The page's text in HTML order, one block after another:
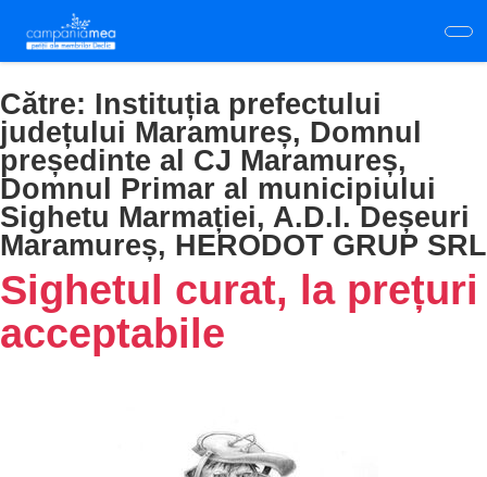
main
content
Către: Instituția prefectului
județului Maramureș, Domnul
președinte al CJ Maramureș,
Domnul Primar al municipiului
Sighetu Marmației, A.D.I. Deșeuri
Maramureș, HERODOT GRUP SRL
Sighetul curat, la prețuri
acceptabile